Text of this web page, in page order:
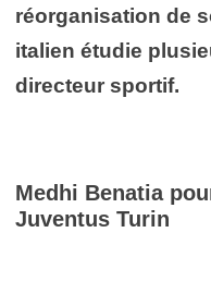
réorganisation de
italien étudie
directeur sportif.
Medhi Benatia
Juventus Turin